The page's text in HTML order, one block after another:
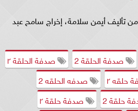
مسلسل صدفة الحلقه ٢ من تأليف أيمن سلامة، إخراج سامح عبد
صدفة الحلقة 2
صدفة الحلقة ٢
حلقه ٢
صدفه الحلقه 2
حلقة 2
صدفة حلقة ٢